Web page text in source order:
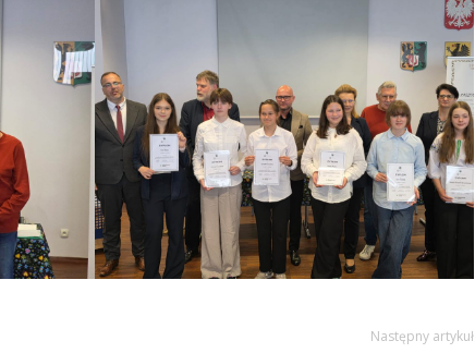
Następny artykuł